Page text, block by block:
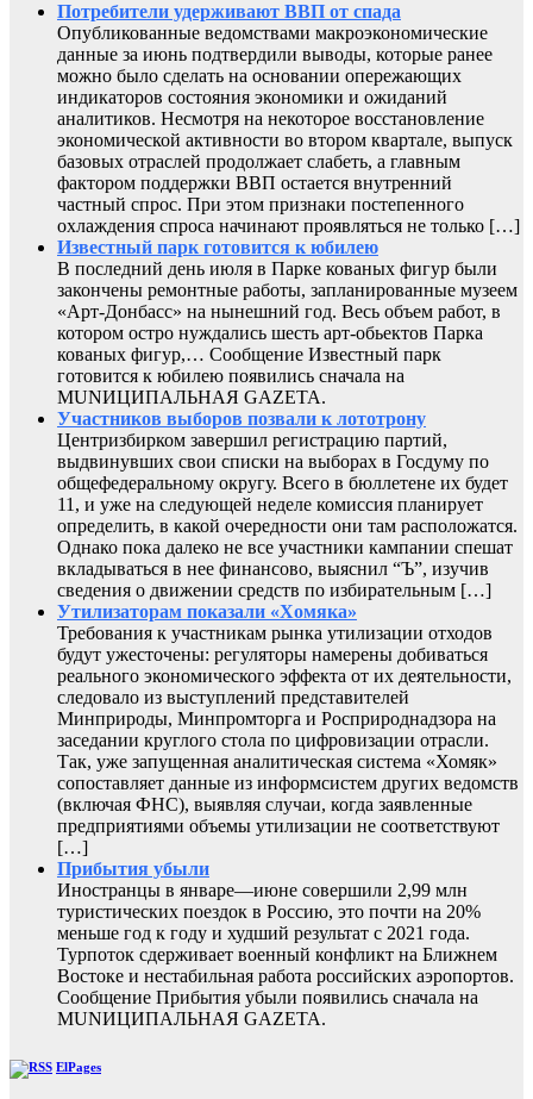
Потребители удерживают ВВП от спада
Опубликованные ведомствами макроэкономические
данные за июнь подтвердили выводы, которые ранее
можно было сделать на основании опережающих
индикаторов состояния экономики и ожиданий
аналитиков. Несмотря на некоторое восстановление
экономической активности во втором квартале, выпуск
базовых отраслей продолжает слабеть, а главным
фактором поддержки ВВП остается внутренний
частный спрос. При этом признаки постепенного
охлаждения спроса начинают проявляться не только […]
Известный парк готовится к юбилею
В последний день июля в Парке кованых фигур были
закончены ремонтные работы, запланированные музеем
«Арт-Донбасс» на нынешний год. Весь объем работ, в
котором остро нуждались шесть арт-обьектов Парка
кованых фигур,… Сообщение Известный парк
готовится к юбилею появились сначала на
MUNИЦИПАЛЬНАЯ GAZЕТА.
Участников выборов позвали к лототрону
Центризбирком завершил регистрацию партий,
выдвинувших свои списки на выборах в Госдуму по
общефедеральному округу. Всего в бюллетене их будет
11, и уже на следующей неделе комиссия планирует
определить, в какой очередности они там расположатся.
Однако пока далеко не все участники кампании спешат
вкладываться в нее финансово, выяснил “Ъ”, изучив
сведения о движении средств по избирательным […]
Утилизаторам показали «Хомяка»
Требования к участникам рынка утилизации отходов
будут ужесточены: регуляторы намерены добиваться
реального экономического эффекта от их деятельности,
следовало из выступлений представителей
Минприроды, Минпромторга и Росприроднадзора на
заседании круглого стола по цифровизации отрасли.
Так, уже запущенная аналитическая система «Хомяк»
сопоставляет данные из информсистем других ведомств
(включая ФНС), выявляя случаи, когда заявленные
предприятиями объемы утилизации не соответствуют
[…]
Прибытия убыли
Иностранцы в январе—июне совершили 2,99 млн
туристических поездок в Россию, это почти на 20%
меньше год к году и худший результат с 2021 года.
Турпоток сдерживает военный конфликт на Ближнем
Востоке и нестабильная работа российских аэропортов.
Сообщение Прибытия убыли появились сначала на
MUNИЦИПАЛЬНАЯ GAZЕТА.
ElPages